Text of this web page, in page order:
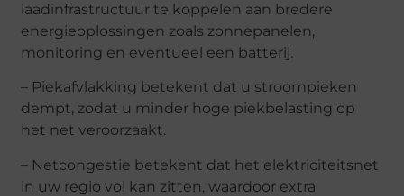
laadinfrastructuur te koppelen aan bredere
energieoplossingen zoals zonnepanelen,
monitoring en eventueel een batterij.
– Piekafvlakking betekent dat u stroompieken
dempt, zodat u minder hoge piekbelasting op
het net veroorzaakt.
– Netcongestie betekent dat het elektriciteitsnet
in uw regio vol kan zitten, waardoor extra